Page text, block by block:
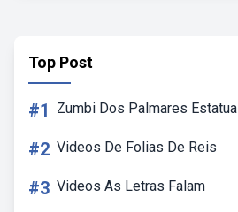
Top Post
#1 Zumbi Dos Palmares Estatua
#2 Videos De Folias De Reis
#3 Videos As Letras Falam